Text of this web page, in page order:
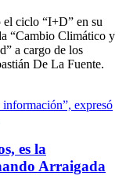
ciclo “I+D” en su
“Cambio Climático y
a cargo de los
De La Fuente.
es la
Arraigada